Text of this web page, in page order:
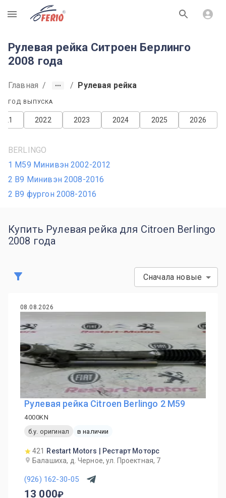
R
Рулевая рейка Ситроен Берлинго
2008 года
Главная / / Рулевая рейка
ГОД ВЫПУСКА
2026
2025
2024
2023
2022
BERLINGO
1 M59 Минивэн 2002-2012
2 B9 Минивэн 2008-2016
2 B9 фургон 2008-2016
Купить Рулевая рейка для Citroen Berlingo
2008 года
Сначала новые
08.08.2026
Рулевая рейка Citroen Berlingo 2 M59
4000KN
б.у. оригинал
в наличии
421
Restart Motors | Рестарт Моторс
Балашиха, д. Черное, ул. Проектная, 7
(926) 162-30-05
13 000